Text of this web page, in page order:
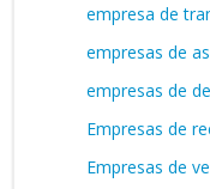
empresa de
empresas de
empresas de
Empresas de
Empresas de